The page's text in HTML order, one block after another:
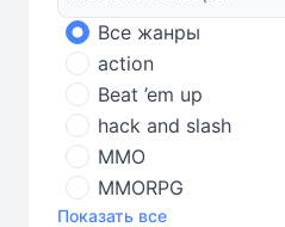
Все жанры
action
Beat ’em up
hack and slash
MMO
MMORPG
Показать все